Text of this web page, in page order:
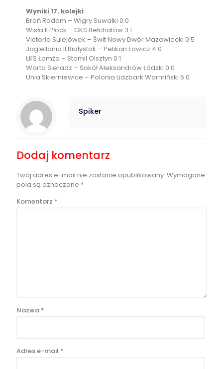
Wyniki 17. kolejki:
Broń Radom – Wigry Suwałki 0:0
Wisła II Płock – GKS Bełchatów 3:1
Victoria Sulejówek – Świt Nowy Dwór Mazowiecki 0:5
Jagiellonia II Białystok – Pelikan Łowicz 4:0
ŁKS Łomża – Stomil Olsztyn 0:1
Warta Sieradz – Sokół Aleksandrów Łódzki 0:0
Unia Skierniewice – Polonia Lidzbark Warmiński 6:0
Spiker
Dodaj komentarz
Twój adres e-mail nie zostanie opublikowany. Wymagane
pola są oznaczone *
Komentarz *
Nazwa *
Adres e-mail *